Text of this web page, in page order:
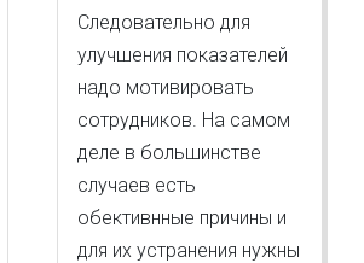
Следовательно для
улучшения показателей
надо мотивировать
сотрудников. На самом
деле в большинстве
случаев есть
обективнные причины и
для их устранения нужны